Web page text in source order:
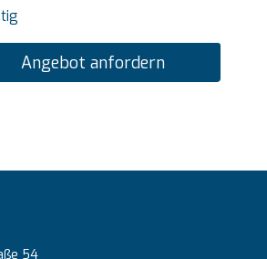
Angebot anfordern
54